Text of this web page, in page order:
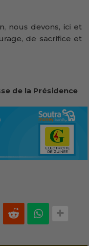
nous devons, ici et
de sacrifice et
de la Présidence